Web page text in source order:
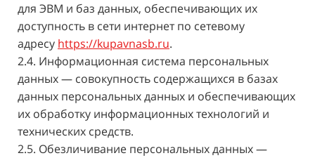
для ЭВМ и баз данных, обеспечивающих их
доступность в сети интернет по сетевому
адресу https://kupavnasb.ru.
2.4. Информационная система персональных
данных — совокупность содержащихся в базах
данных персональных данных и обеспечивающих
их обработку информационных технологий и
технических средств.
2.5. Обезличивание персональных данных —